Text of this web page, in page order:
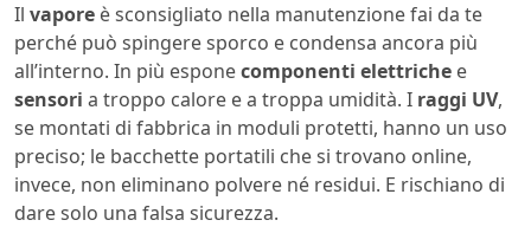
Il vapore è sconsigliato nella manutenzione fai da te
perché può spingere sporco e condensa ancora più
all’interno. In più esponecomponenti elettriche e
sensori a troppo calore e a troppa umidità. I raggi UV,
se montati di fabbrica in moduli protetti, hanno un uso
preciso; le bacchette portatili che si trovano online,
invece, non eliminano polvere né residui. E rischiano di
dare solo una falsa sicurezza.